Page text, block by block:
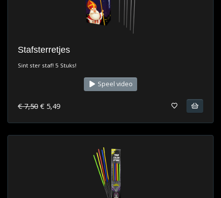
Stafsterretjes
Sint ster staf! 5 Stuks!
Speel video
€ 7,50 € 5,49